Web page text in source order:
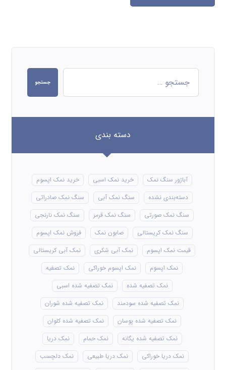
جستجو
دسته بندی
آباژور سنگ نمک خرید نمک اسبی
خرید نمک اپسوم
دسته‌بندی نشده
سنگ نمک آبی
سنگ نمک صادراتی
سنگ نمک صورتی
سنگ نمک قرمز
سنگ نمک نارنجی
سنگ نمک کریستالی
صابون نمک
فروش نمک اپسوم
قیمت نمک اپسوم
نمک آبی شکری
نمک آبی کریستالی
نمک اپسوم
نمک اپسوم خوراکی
نمک تصفیه
نمک تصفیه شده
نمک تصفیه شده اسبی
نمک تصفیه شده سودمند
نمک تصفیه شده شوران
نمک تصفیه شده پوسان
نمک تصفیه شده کلوان
نمک تصفیه شده یگانه
نمک حمام
نمک دریا
نمک دریا خوراکی
نمک دریا طبیعی
نمک دلچسب